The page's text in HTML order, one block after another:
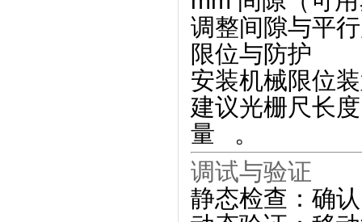
调整间隙与平
限位与防护
安装机械限位
建议光栅尺长
量 ‌‌
。
调试与验证
静态检查 ：确